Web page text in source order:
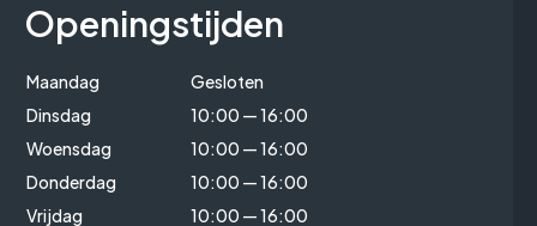
Openingstijden
Maandag
Gesloten
Dinsdag
10:00 — 16:00
Woensdag
10:00 — 16:00
Donderdag
10:00 — 16:00
Vrijdag
10:00 — 16:00